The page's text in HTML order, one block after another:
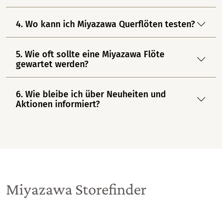
4. Wo kann ich Miyazawa Querflöten testen?
5. Wie oft sollte eine Miyazawa Flöte
gewartet werden?
6. Wie bleibe ich über Neuheiten und
Aktionen informiert?
Miyazawa Storefinder